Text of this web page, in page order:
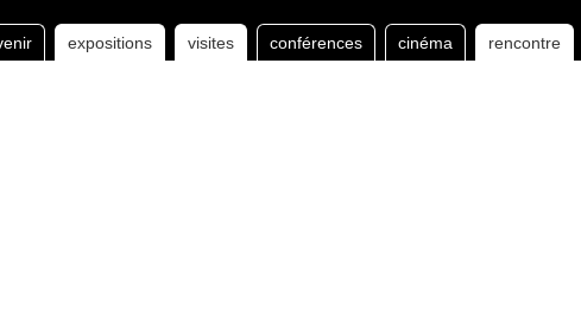
expositions visites conférences cinéma rencontre